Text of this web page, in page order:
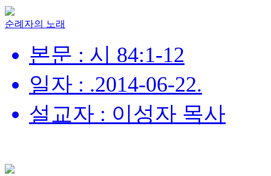
순례자의 노래
본문 : 시 84:1-12
일자 : .2014-06-22.
설교자 : 이성자 목사